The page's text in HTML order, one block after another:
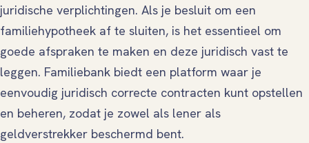
juridische verplichtingen. Als je besluit om een
familiehypotheek af te sluiten, is het essentieel om
goede afspraken te maken en deze juridisch vast te
leggen. Familiebank biedt een platform waar je
eenvoudig juridisch correcte contracten kunt opstellen
en beheren, zodat je zowel als lener als
geldverstrekker beschermd bent.